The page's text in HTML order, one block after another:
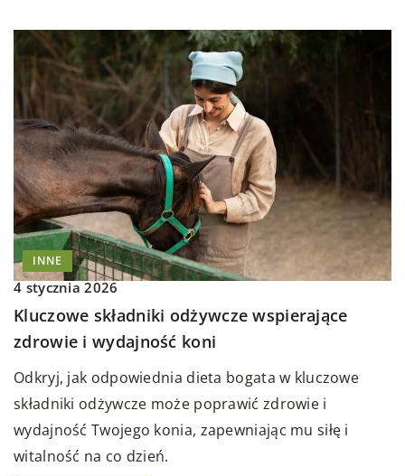
INNE
4 stycznia 2026
Kluczowe składniki odżywcze wspierające
zdrowie i wydajność koni
Odkryj, jak odpowiednia dieta bogata w kluczowe
składniki odżywcze może poprawić zdrowie i
wydajność Twojego konia, zapewniając mu siłę i
witalność na co dzień.